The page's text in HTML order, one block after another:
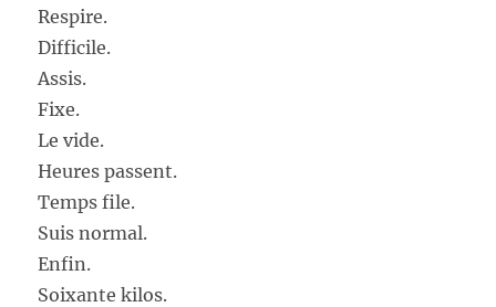
Respire.
Difficile.
Assis.
Fixe.
Le vide.
Heures passent.
Temps file.
Suis normal.
Enfin.
Soixante kilos.